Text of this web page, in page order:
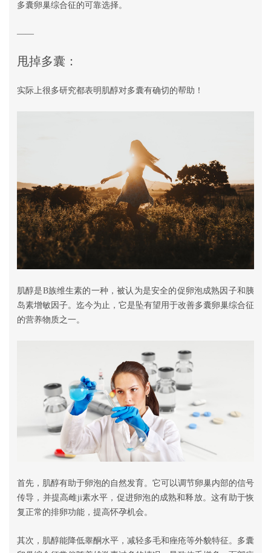
多囊卵巢综合征的可靠选择。
——
甩掉多囊：
实际上很多研究都表明肌醇对多囊有确切的帮助！
肌醇是B族维生素的一种，被认为是安全的促卵泡成熟因子和胰
岛素增敏因子。迄今为止，它是坠有望用于改善多囊卵巢综合征
的营养物质之一。
首先，肌醇有助于卵泡的自然发育。它可以调节卵巢内部的信号
传导，并提高雌ji素水平，促进卵泡的成熟和释放。这有助于恢
复正常的排卵功能，提高怀孕机会。
其次，肌醇能降低睾酮水平，减轻多毛和痤疮等外貌特征。多囊